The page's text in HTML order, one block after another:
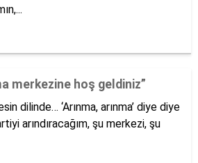
merkezine hoş geldiniz”
dilinde… ‘Arınma, arınma’ diye diye
arındıracağım, şu merkezi, şu